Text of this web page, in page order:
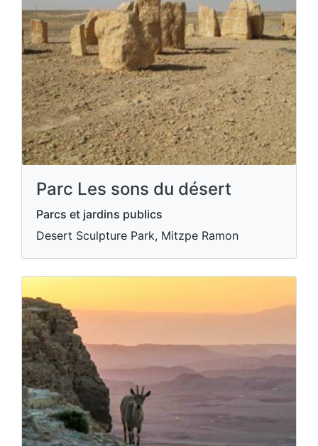
Parc Les sons du désert
Parcs et jardins publics
Desert Sculpture Park, Mitzpe Ramon